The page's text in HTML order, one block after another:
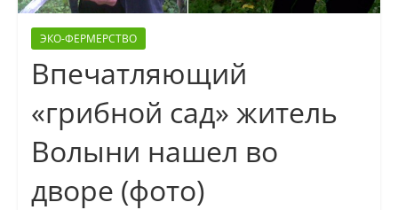
ЭКО-ФЕРМЕРСТВО
Впечатляющий
«грибной сад» житель
Волыни нашел во
дворе (фото)